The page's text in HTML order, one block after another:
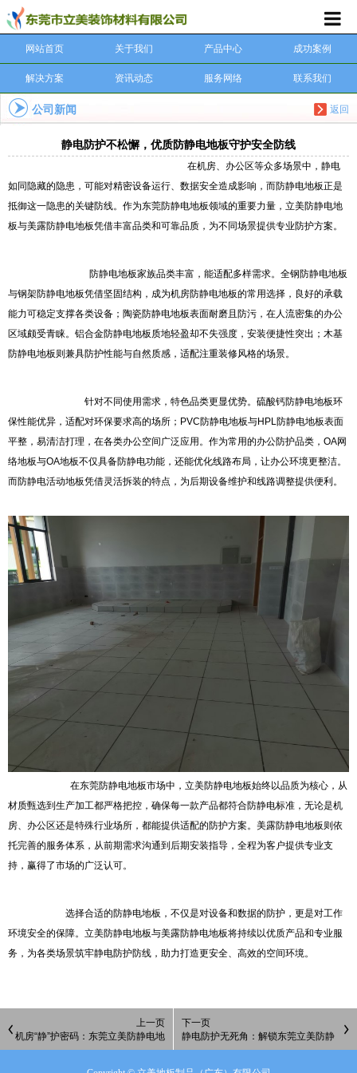
网站首页 关于我们 产品中心 成功案例
解决方案 资讯动态 服务网络 联系我们
返回
公司新闻
静电防护不松懈，优质防静电地板守护安全防线
在机房、办公区等众多场景中，静电
如同隐藏的隐患，可能对精密设备运行、数据安全造成影响，而防静电地板正是
抵御这一隐患的关键防线。作为东莞防静电地板领域的重要力量，立美防静电地
板与美露防静电地板凭借丰富品类和可靠品质，为不同场景提供专业防护方案。
防静电地板家族品类丰富，能适配多样需求。全钢防静电地板
与钢架防静电地板凭借坚固结构，成为机房防静电地板的常用选择，良好的承载
能力可稳定支撑各类设备；陶瓷防静电地板表面耐磨且防污，在人流密集的办公
区域颇受青睐。铝合金防静电地板质地轻盈却不失强度，安装便捷性突出；木基
防静电地板则兼具防护性能与自然质感，适配注重装修风格的场景。
针对不同使用需求，特色品类更显优势。硫酸钙防静电地板环
保性能优异，适配对环保要求高的场所；PVC防静电地板与HPL防静电地板表面
平整，易清洁打理，在各类办公空间广泛应用。作为常用的办公防护品类，OA网
络地板与OA地板不仅具备防静电功能，还能优化线路布局，让办公环境更整洁。
而防静电活动地板凭借灵活拆装的特点，为后期设备维护和线路调整提供便利。
在东莞防静电地板市场中，立美防静电地板始终以品质为核心，从
材质甄选到生产加工都严格把控，确保每一款产品都符合防静电标准，无论是机
房、办公区还是特殊行业场所，都能提供适配的防护方案。美露防静电地板则依
托完善的服务体系，从前期需求沟通到后期安装指导，全程为客户提供专业支
持，赢得了市场的广泛认可。
选择合适的防静电地板，不仅是对设备和数据的防护，更是对工作
环境安全的保障。立美防静电地板与美露防静电地板将持续以优质产品和专业服
务，为各类场景筑牢静电防护防线，助力打造更安全、高效的空间环境。
上一页
机房“静”护密码：东莞立美防静电地
下一页
静电防护无死角：解锁东莞立美防静